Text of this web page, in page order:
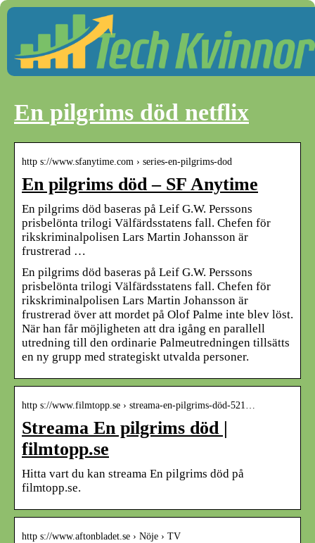
En pilgrims död netflix
http s://www.sfanytime.com › series-en-pilgrims-dod
En pilgrims död – SF Anytime
En pilgrims död baseras på Leif G.W. Perssons
prisbelönta trilogi Välfärdsstatens fall. Chefen för
rikskriminalpolisen Lars Martin Johansson är
frustrerad …
En pilgrims död baseras på Leif G.W. Perssons
prisbelönta trilogi Välfärdsstatens fall. Chefen för
rikskriminalpolisen Lars Martin Johansson är
frustrerad över att mordet på Olof Palme inte blev löst.
När han får möjligheten att dra igång en parallell
utredning till den ordinarie Palmeutredningen tillsätts
en ny grupp med strategiskt utvalda personer.
http s://www.filmtopp.se › streama-en-pilgrims-död-521…
Streama En pilgrims död |
filmtopp.se
Hitta vart du kan streama En pilgrims död på
filmtopp.se.
http s://www.aftonbladet.se › Nöje › TV